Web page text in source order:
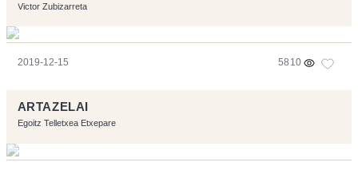
Victor Zubizarreta
2019-12-15 5810
ARTAZELAI
Egoitz Telletxea Etxepare